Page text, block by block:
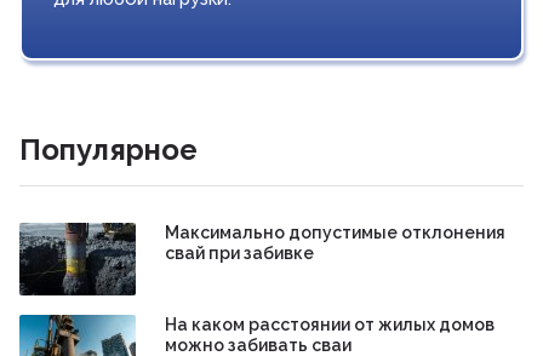
Популярное
Максимально допустимые отклонения
свай при забивке
На каком расстоянии от жилых домов
можно забивать сваи